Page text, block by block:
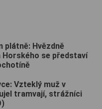
plátně: Hvězdně
se představí
Vzteklý muž v
tramvají, strážníci